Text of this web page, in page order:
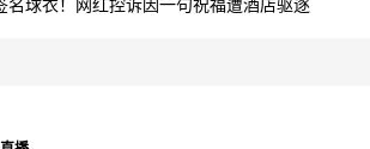
名球衣！网红控诉因一句祝福遭酒店驱逐